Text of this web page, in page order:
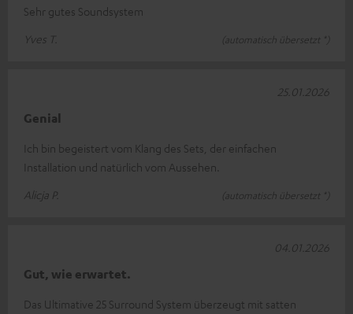
Sehr gutes Soundsystem
Yves T.
(automatisch übersetzt *)
Genial
Ich bin begeistert vom Klang des Sets, der einfachen
Installation und natürlich vom Aussehen.
Alicja P.
(automatisch übersetzt *)
25.01.2026
Gut, wie erwartet.
Das Ultimative 25 Surround System überzeugt mit satten
04.01.2026